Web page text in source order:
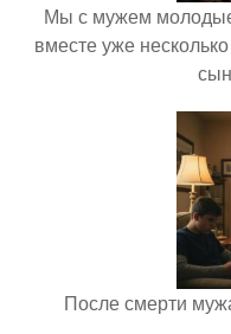
Мы с мужем
вместе уже
После смерти